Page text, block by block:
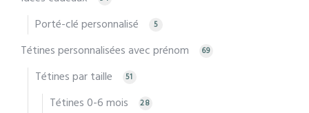
Porté-clé personnalisé 5
Tétines personnalisées avec prénom 69
Tétines par taille 51
Tétines 0-6 mois 28